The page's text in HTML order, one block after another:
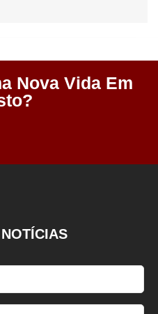
Nova Vida Em